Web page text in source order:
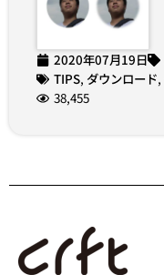
2020年07月19日
TIPS, ダウンロード,
38,455